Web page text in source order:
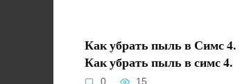
Как убрать пыль в Симс 4.
Как убрать пыль в симс 4.
0 15